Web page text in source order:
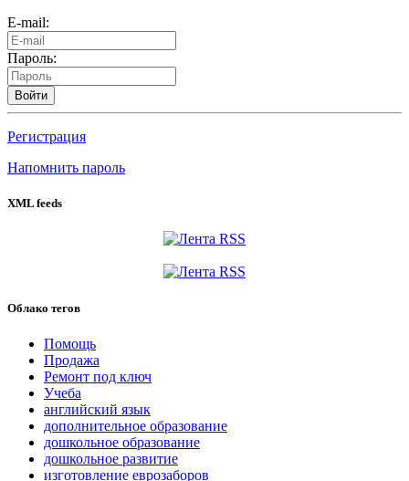
E-mail:
Пароль:
Войти
Регистрация
Напомнить пароль
XML feeds
Облако тегов
Помощь
Продажа
Ремонт под ключ
Учеба
английский язык
дополнительное образование
дошкольное образование
дошкольное развитие
изготовление еврозаборов